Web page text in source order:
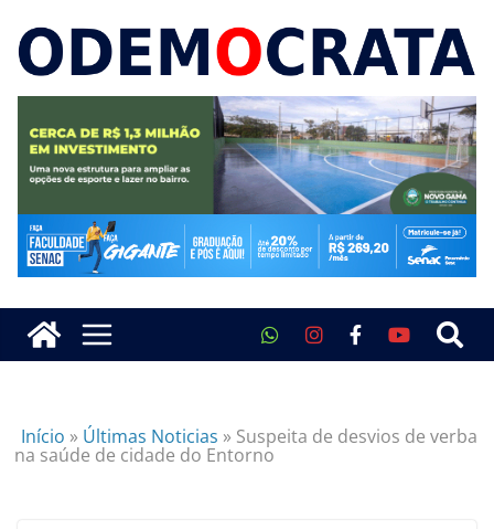
Início » Últimas Noticias » Suspeita de desvios de verba
na saúde de cidade do Entorno